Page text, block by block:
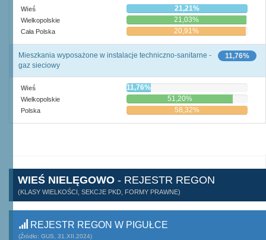
Wieś 21,21%
Wielkopolskie 21,03%
Cała Polska 20,91%
11,76%
Mieszkania wyposażone w instalacje techniczno-sanitarne -
gaz sieciowy
Wieś 11,76%
Wielkopolskie 51,20%
Polska 58,32%
WIEŚ NIELĘGOWO - REJESTR REGON
(KLASY WIELKOŚCI, SEKCJE PKD, FORMY PRAWNE)
REJESTR REGON W PIGUŁCE
(Źródło: GUS, 31.XII.2024)